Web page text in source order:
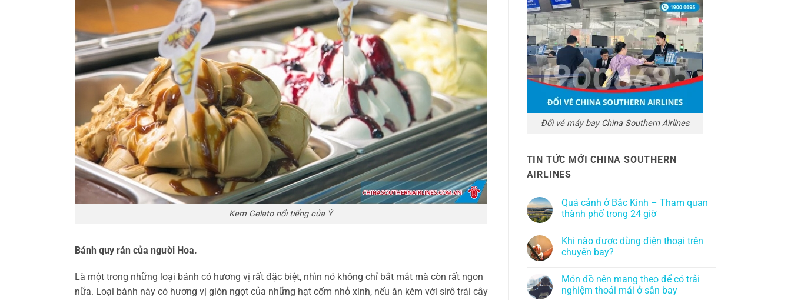
Kem Gelato nổi tiếng của Ý
Bánh quy rán của người Hoa.
Là một trong những loại bánh có hương vị rất đặc biệt, nhìn nó không chỉ bắt mắt mà còn rất ngon
nữa. Loại bánh này có hương vị giòn ngọt của những hạt cốm nhỏ xinh, nếu ăn kèm với sirô trái cây
Đổi vé máy bay China Southern Airlines
TIN TỨC MỚI CHINA SOUTHERN
AIRLINES
Quá cảnh ở Bắc Kinh – Tham quan
thành phố trong 24 giờ
Khi nào được dùng điện thoại trên
chuyến bay?
Món đồ nên mang theo để có trải
nghiệm thoải mái ở sân bay